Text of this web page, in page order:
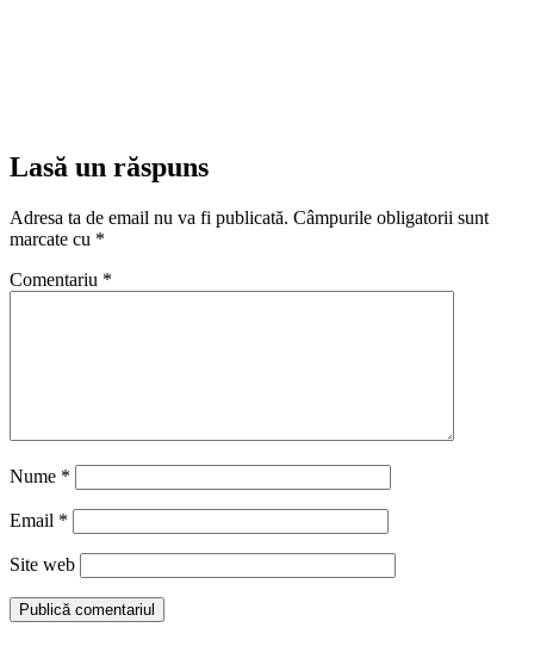
Lasă un răspuns
Adresa ta de email nu va fi publicată. Câmpurile obligatorii sunt
marcate cu *
Comentariu *
Nume *
Email *
Site web